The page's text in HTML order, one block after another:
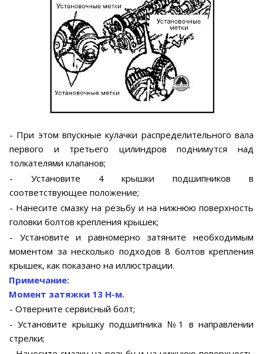
- При этом впускные кулачки распределительного вала
первого и третьего цилиндров поднимутся над
толкателями клапанов;
- Установите 4 крышки подшипников в
соответствующее положение;
- Нанесите смазку на резьбу и на нижнюю поверхность
головки болтов крепления крышек;
- Установите и равномерно затяните необходимым
моментом за несколько подходов 8 болтов крепления
крышек, как показано на иллюстрации.
Примечание:
Момент затяжки 13 Н-м.
- Отверните сервисный болт;
- Установите крышку подшипника №1 в направлении
стрелки;